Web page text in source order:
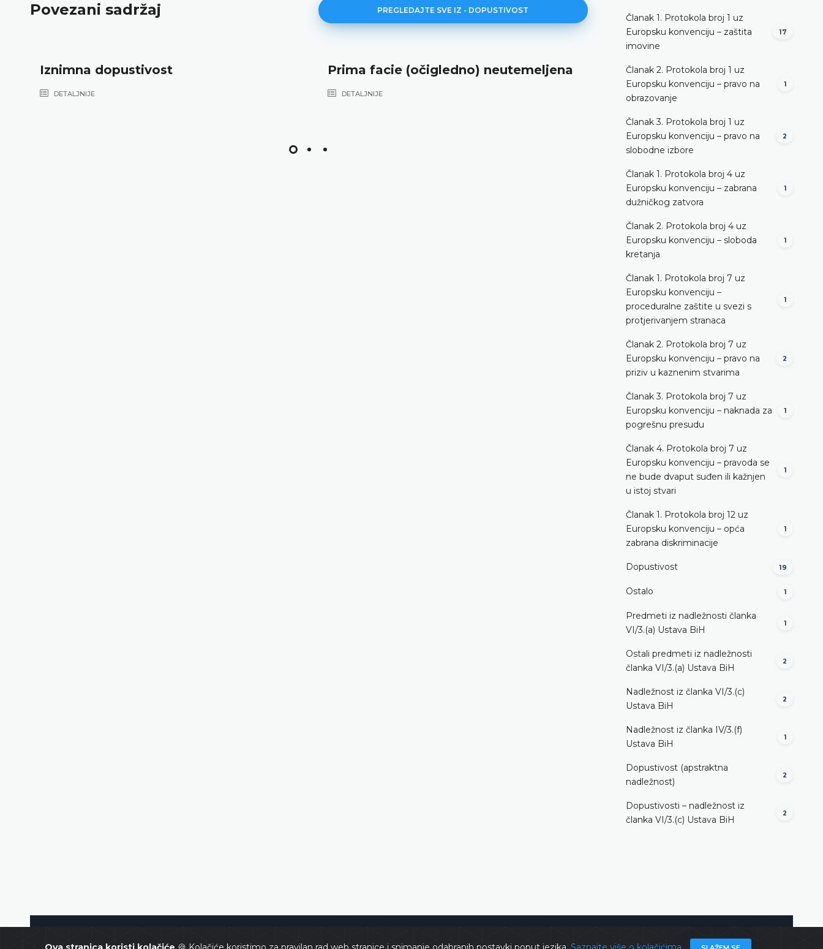
Povezani sadržaj PREGLEDAJTE SVE IZ - DOPUSTIVOST
Iznimna dopustivost
DETALJNIJE
Prima facie (očigledno) neutemeljena
DETALJNIJE
Nenadležnost za odlučivanje
DETALJNIJE
Članak 1. Protokola broj 1 uz
Europsku konvenciju – zaštita
imovine
17
Članak 2. Protokola broj 1 uz
Europsku konvenciju – pravo na
obrazovanje
1
Članak 3. Protokola broj 1 uz
Europsku konvenciju – pravo na
slobodne izbore
2
Članak 1. Protokola broj 4 uz
Europsku konvenciju – zabrana
dužničkog zatvora
1
Članak 2. Protokola broj 4 uz
Europsku konvenciju – sloboda
kretanja
1
Članak 1. Protokola broj 7 uz
Europsku konvenciju –
proceduralne zaštite u svezi s
protjerivanjem stranaca
1
Članak 2. Protokola broj 7 uz
Europsku konvenciju – pravo na
priziv u kaznenim stvarima
2
Članak 3. Protokola broj 7 uz
Europsku konvenciju – naknada za
pogrešnu presudu
1
Članak 4. Protokola broj 7 uz
Europsku konvenciju – pravoda se
ne bude dvaput suđen ili kažnjen
u istoj stvari
1
Članak 1. Protokola broj 12 uz
Europsku konvenciju – opća
zabrana diskriminacije
1
Dopustivost 19
Ostalo 1
Predmeti iz nadležnosti članka
VI/3.(a) Ustava BiH
1
Ostali predmeti iz nadležnosti
članka VI/3.(a) Ustava BiH
2
Nadležnost iz članka VI/3.(c)
Ustava BiH
2
Nadležnost iz članka IV/3.(f)
Ustava BiH
1
Dopustivost (apstraktna
nadležnost)
2
Dopustivosti – nadležnost iz
članka VI/3.(c) Ustava BiH
2
Copyrights @ 2026Ustavni sud BiHSva prava zadržana.